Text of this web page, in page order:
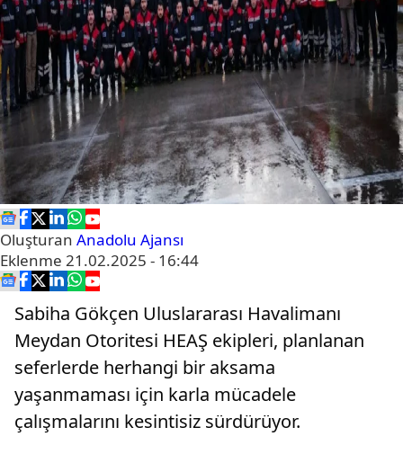
Oluşturan Anadolu Ajansı
Eklenme 21.02.2025 - 16:44
Sabiha Gökçen Uluslararası Havalimanı
Meydan Otoritesi HEAŞ ekipleri, planlanan
seferlerde herhangi bir aksama
yaşanmaması için karla mücadele
çalışmalarını kesintisiz sürdürüyor.